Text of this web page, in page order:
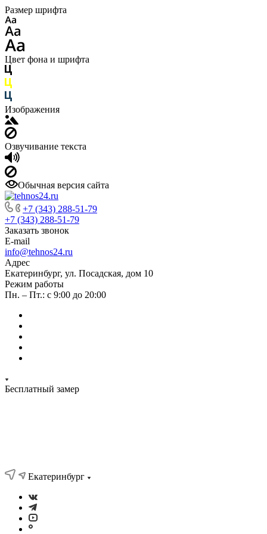
Размер шрифта
Цвет фона и шрифта
Изображения
Озвучивание текста
Обычная версия сайта
+7 (343) 288-51-79
+7 (343) 288-51-79
Заказать звонок
E-mail
info@tehnos24.ru
Адрес
Екатеринбург, ул. Посадская, дом 10
Режим работы
Пн. – Пт.: с 9:00 до 20:00
Бесплатный замер
Екатеринбург